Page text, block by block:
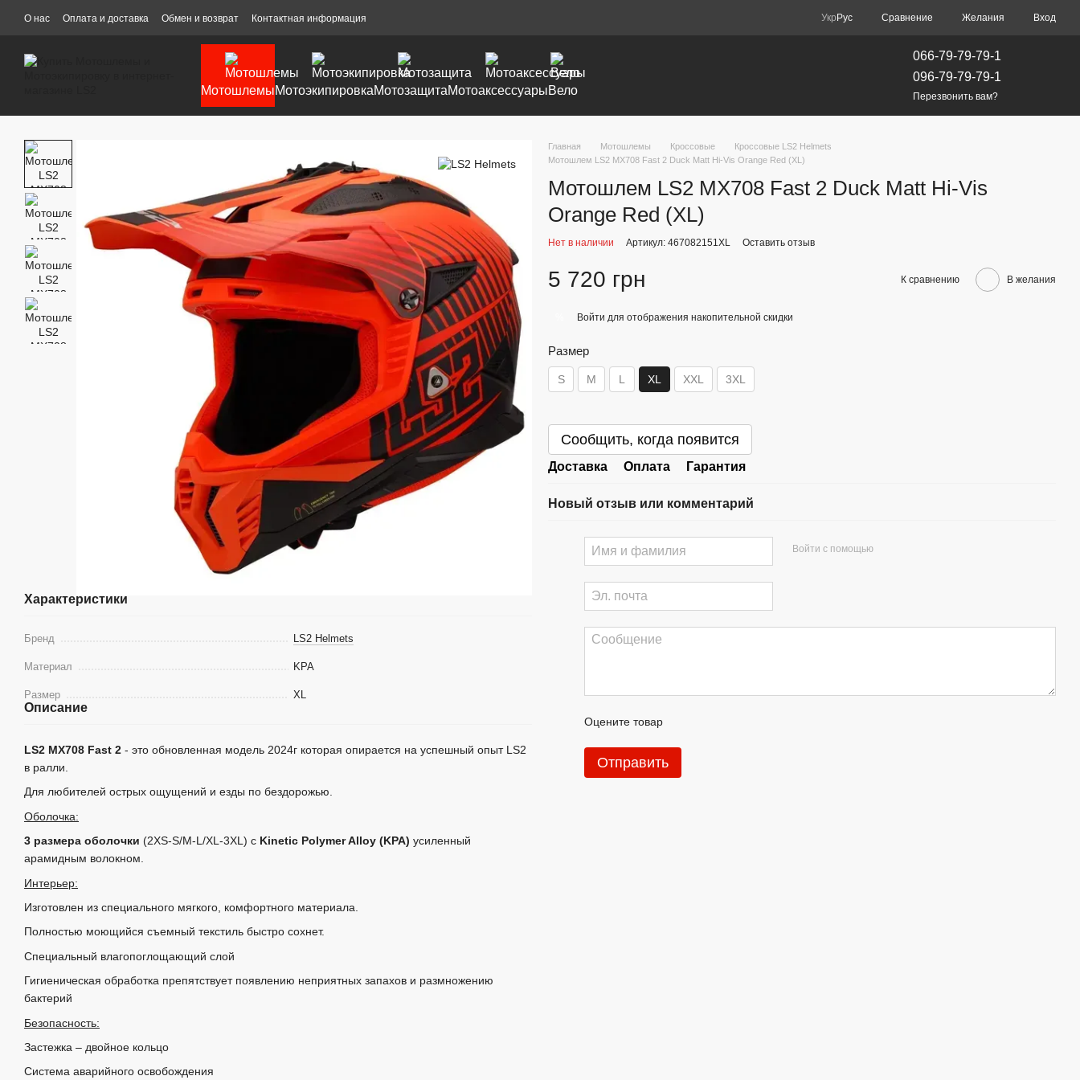
Перейти к основному контенту
О нас Оплата и доставка Обмен и возврат Контактная информация Укр Рус Сравнение Желания Вход
МотошлемыМотоэкипировкаМотозащитаМотоаксессуарыВело
066-79-79-79-1
096-79-79-79-1
Перезвонить вам?
Характеристики
Бренд LS2 Helmets
Материал KPA
Размер XL
Описание
LS2 MX708 Fast 2 - это обновленная модель 2024г которая опирается на успешный опыт LS2
в ралли.
Для любителей острых ощущений и езды по бездорожью.
Оболочка:
3 размера оболочки (2XS-S/M-L/XL-3XL) с Kinetic Polymer Alloy (KPA) усиленный
арамидным волокном.
Интерьер:
Изготовлен из специального мягкого, комфортного материала.
Полностью моющийся съемный текстиль быстро сохнет.
Специальный влагопоглощающий слой
Гигиеническая обработка препятствует появлению неприятных запахов и размножению
бактерий
Безопасность:
Застежка – двойное кольцо
Система аварийного освобождения
Главная Мотошлемы Кроссовые
Кроссовые LS2 Helmets
Мотошлем LS2 MX708 Fast 2 Duck Matt Hi-Vis Orange Red (XL)
Мотошлем LS2 MX708 Fast 2 Duck Matt Hi-Vis
Orange Red (XL)
Нет в наличии Артикул: 467082151XL Оставить отзыв
5 720 грн К сравнению В желания
Войти для отображения накопительной скидки
Размер
S M L XL XXL 3XL
Сообщить, когда появится
Доставка Оплата Гарантия
Новый отзыв или комментарий
Войти с помощью
Оцените товар
Отправить